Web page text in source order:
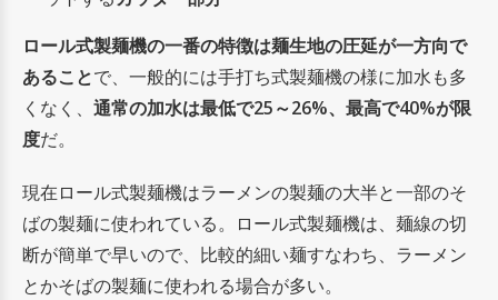
ロール式製麺機の一番の特徴は麺生地の圧延が一方向で
あることで、一般的には手打ち式製麺機の様に加水も多
くなく、 通常の加水は最低で25～26%、最高で40%が限
度だ。
現在ロール式製麺機はラーメンの製麺の大半と一部のそ
ばの製麺に使われている。ロール式製麺機は、麺線の切
断が簡単で早いので、比較的細い麺すなわち、ラーメン
とかそばの製麺に使われる場合が多い。